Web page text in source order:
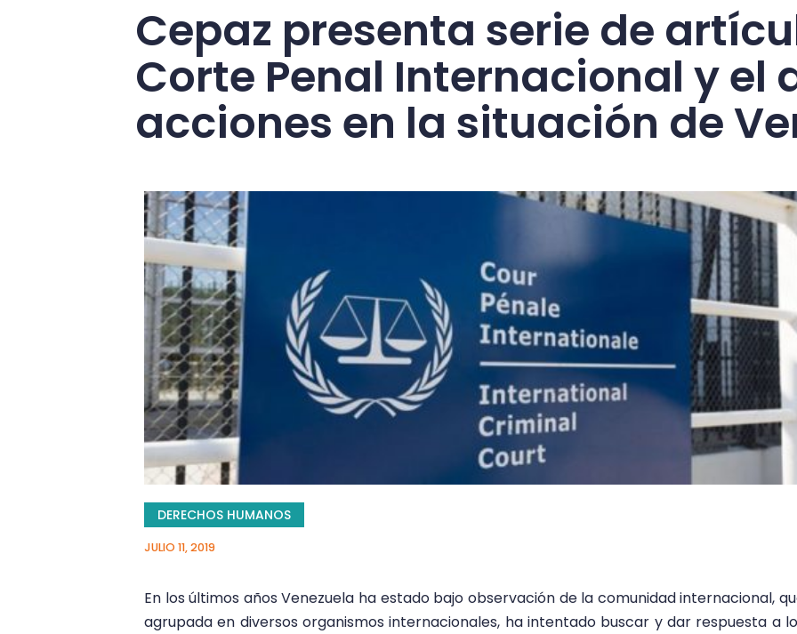
Cepaz presenta serie de
Corte Penal Internacional y el
acciones en la situación de
DERECHOS HUMANOS
JULIO 11, 2019
En los últimos años Venezuela ha estado bajo observación de la comunidad internacional,
agrupada en diversos organismos internacionales, ha intentado buscar y dar respuesta a